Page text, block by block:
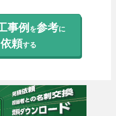
事例を参考に
依頼する